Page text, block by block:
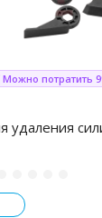
Можно потратить
удаления